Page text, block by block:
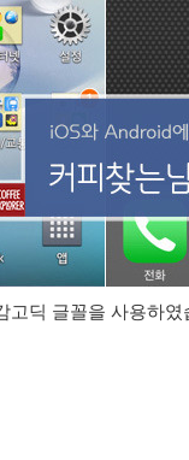
고딕 글꼴을 사용하였